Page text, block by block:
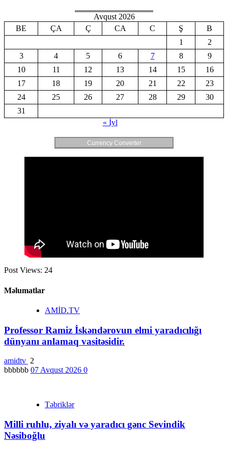
Avqust 2026
BE
ÇA Ç CA C Ş
B
1
2
3
4 5 6 7 8
9
10
11 12 13 14 15
16
17
18 19 20 21 22
23
24
25 26 27 28 29
30
31
« İyl
Currency Converter
Post Views: 24
Məlumatlar
AMİD.TV
Professor Ramiz İskəndərovun elmi yaradıcılığı
dünyanı anlamaq vasitəsidir.
amidtv 2
bbbbbb 07 Avqust 2026 0
Təbriklər
Milli ruhlu, ziyalı və yaradıcı gənc Sevindik
Nəsiboğlu